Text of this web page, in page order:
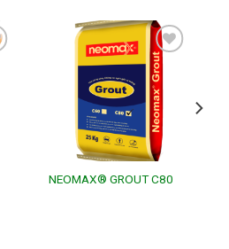
Add to
wishlist
NEOMAX® GROUT C80